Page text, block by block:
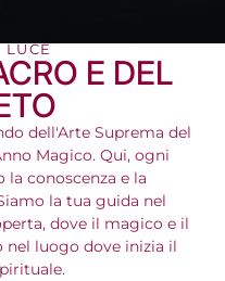
LUCE
E DEL
dell'Arte Suprema del
Magico. Qui, ogni
la conoscenza e la
la tua guida nel
dove il magico e il
nel luogo dove inizia il